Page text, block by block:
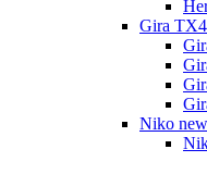
Gira
Niko